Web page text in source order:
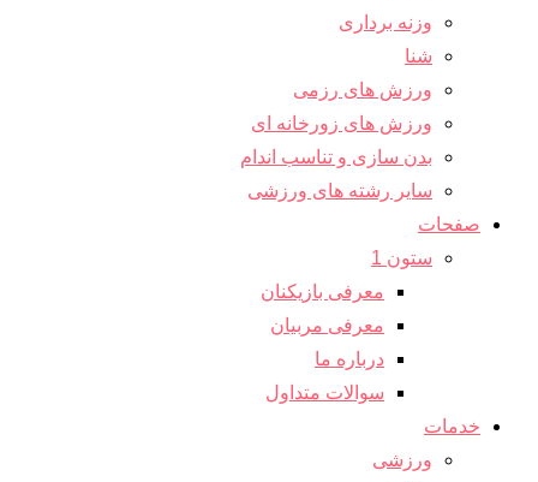
وزنه برداری
شنا
ورزش های رزمی
ورزش های زورخانه ای
بدن سازی و تناسب اندام
سایر رشته های ورزشی
صفحات
ستون 1
معرفی بازیکنان
معرفی مربیان
درباره ما
سوالات متداول
خدمات
ورزشی